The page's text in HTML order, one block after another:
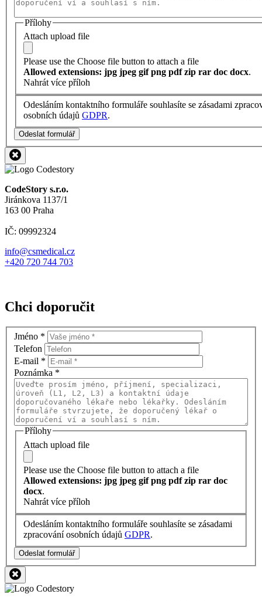
Přílohy
Attach upload file
Please use the Choose file button to attach a file
Allowed extensions: jpg jpeg gif png pdf zip rar doc docx.
Nahrát více příloh
Odesláním kontaktního formuláře souhlasíte se zásadami
osobních údajů GDPR.
Odeslat formulář
CodeStory s.r.o.
Jiránkova 1137/1
163 00 Praha
IČ: 09992324
info@csmedical.cz
+420 720 744 703
Chci doporučit
Jméno *
Telefon
E-mail *
Poznámka *
Přílohy
Attach upload file
Please use the Choose file button to attach a file
Allowed extensions: jpg jpeg gif png pdf zip rar doc
docx.
Nahrát více příloh
Odesláním kontaktního formuláře souhlasíte se zásadami
zpracování osobních údajů GDPR.
Odeslat formulář